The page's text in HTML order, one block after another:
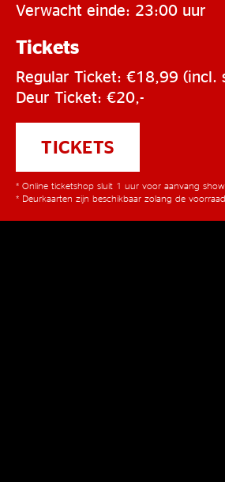
Verwacht einde: 23:00 uur
Tickets
Regular Ticket: €18,99 (incl.
Deur Ticket: €20,-
TICKETS
* Online ticketshop sluit 1 uur voor aanvang show.
* Deurkaarten zijn beschikbaar zolang de